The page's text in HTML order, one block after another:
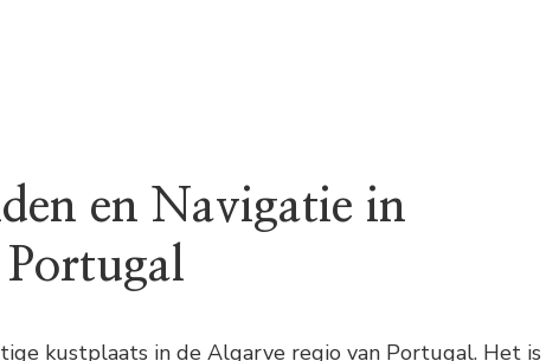
en Navigatie in
kustplaats in de Algarve regio van Portugal. Het is